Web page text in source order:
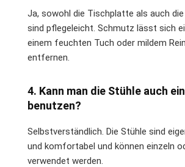
Ja, sowohl die Tischplatte als auch
sind pflegeleicht. Schmutz lässt sich
einem feuchten Tuch oder mildem
entfernen.
4. Kann man die Stühle auch
benutzen?
Selbstverständlich. Die Stühle sind
und komfortabel und können einzeln
verwendet werden.